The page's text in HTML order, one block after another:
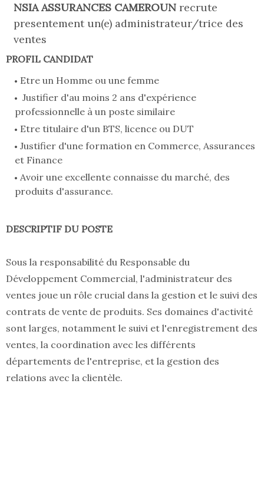
NSIA ASSURANCES CAMEROUN recrute
presentement un(e) administrateur/trice des
ventes
PROFIL CANDIDAT
Etre un Homme ou une femme
Justifier d'au moins 2 ans d'expérience
professionnelle à un poste similaire
Etre titulaire d'un BTS, licence ou DUT
Justifier d'une formation en Commerce, Assurances
et Finance
Avoir une excellente connaisse du marché, des
produits d'assurance.
DESCRIPTIF DU POSTE
Sous la responsabilité du Responsable du
Développement Commercial, l'administrateur des
ventes joue un rôle crucial dans la gestion et le suivi des
contrats de vente de produits. Ses domaines d'activité
sont larges, notamment le suivi et l'enregistrement des
ventes, la coordination avec les différents
départements de l'entreprise, et la gestion des
relations avec la clientèle.